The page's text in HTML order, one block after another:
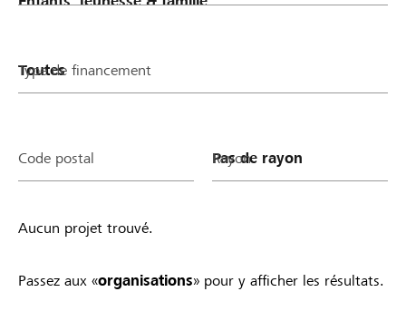
Type de financement
Code postal Rayon
Aucun projet trouvé.
Passez aux «organisations» pour y afficher les résultats.